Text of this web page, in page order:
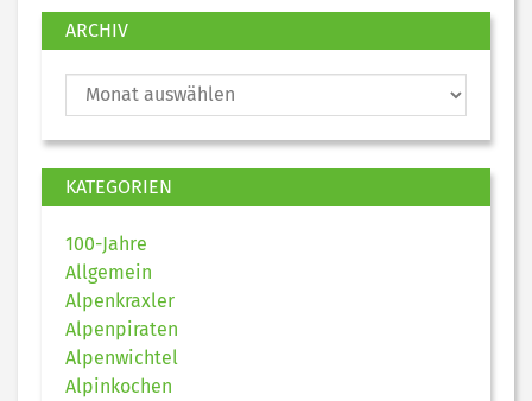
ARCHIV
KATEGORIEN
100-Jahre
Allgemein
Alpenkraxler
Alpenpiraten
Alpenwichtel
Alpinkochen